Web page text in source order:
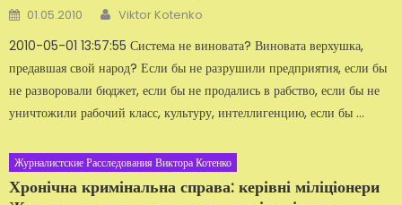
Добавлено
01.05.2010 Автор
Viktor Kotenko
2010-05-01 13:57:55 Система не виновата? Виновата верхушка,
предавшая свой народ? Если бы не разрушили предприятия, если бы
не разворовали бюджет, если бы не продались в рабство, если бы не
уничтожили рабочий класс, куль­туру, интеллигенцию, если бы ...
Журналистские Расследования Виктора Котенко
Хронічна кримінальна справа: керівні міліціонери